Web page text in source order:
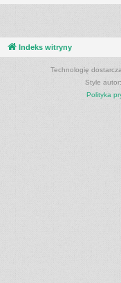
Indeks witryny
Technologię dostarcza
Style autor:
Polityka